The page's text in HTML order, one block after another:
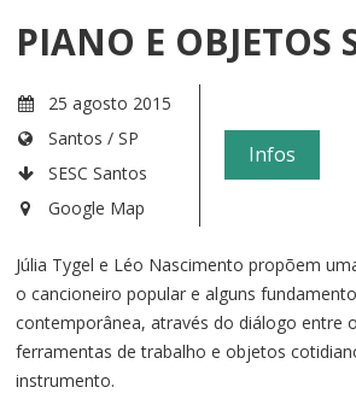
PIANO E OBJETOS
25 agosto 2015
Santos / SP
SESC Santos
Google Map
Infos
Júlia Tygel e Léo Nascimento propõem
o cancioneiro popular e alguns
contemporânea, através do diálogo entre
ferramentas de trabalho e objetos
instrumento.